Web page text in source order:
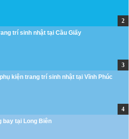
trí sinh nhật tại Cầu Giấy
kiện trang trí sinh nhật tại Vĩnh Phúc
bay tại Long Biên